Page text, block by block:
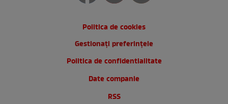
Politica de cookies
Gestionați preferințele
Politica de confidentialitate
Date companie
RSS